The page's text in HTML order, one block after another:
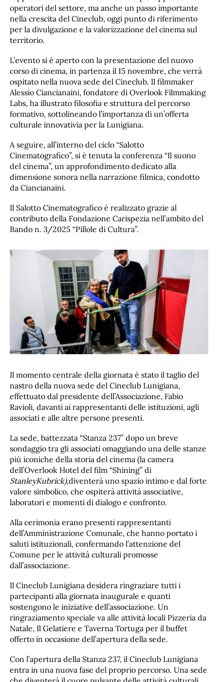
operatori del settore, ma anche un passo importante
nella crescita del Cineclub, oggi punto di riferimento
per la divulgazione e la valorizzazione del cinema sul
territorio.
L’evento si è aperto con la presentazione del nuovo
corso di cinema, in partenza il 15 novembre, che verrà
ospitato nella nuova sede del Cineclub. Il filmmaker
Alessio Ciancianaini, fondatore di Overlook Filmmaking
Labs, ha illustrato filosofia e struttura del percorso
formativo, sottolineando l’importanza di un’offerta
culturale innovativia per la Lunigiana.
A seguire, all’interno del ciclo “Salotto
Cinematografico”, si è tenuta la conferenza “Il suono
del cinema”, un approfondimento dedicato alla
dimensione sonora nella narrazione filmica, condotto
da Ciancianaini.
Il Salotto Cinematografico è realizzato grazie al
contributo della Fondazione Carispezia nell’ambito del
Bando n. 3/2025 “Pillole di Cultura”.
Il momento centrale della giornata è stato il taglio del
nastro della nuova sede del Cineclub Lunigiana,
effettuato dal presidente dell’Associazione, Fabio
Ravioli, davanti ai rappresentanti delle istituzioni, agli
associati e alle altre persone presenti.
La sede, battezzata “Stanza 237” dopo un breve
sondaggio tra gli associati omaggiando una delle stanze
più iconiche della storia del cinema (la camera
dell’Overlook Hotel del film “Shining” di
StanleyKubrick),diventerà uno spazio intimo e dal forte
valore simbolico, che ospiterà attività associative,
laboratori e momenti di dialogo e confronto.
Alla cerimonia erano presenti rappresentanti
dell’Amministrazione Comunale, che hanno portato i
saluti istituzionali, confermando l’attenzione del
Comune per le attività culturali promosse
dall’associazione.
Il Cineclub Lunigiana desidera ringraziare tutti i
partecipanti alla giornata inaugurale e quanti
sostengono le iniziative dell’associazione. Un
ringraziamento speciale va alle attività locali Pizzeria da
Natale, Il Gelatiere e Taverna Tortuga per il buffet
offerto in occasione dell’apertura della sede.
Con l’apertura della Stanza 237, il Cineclub Lunigiana
entra in una nuova fase del proprio percorso. Una sede